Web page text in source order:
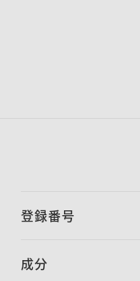
登録番号
成分